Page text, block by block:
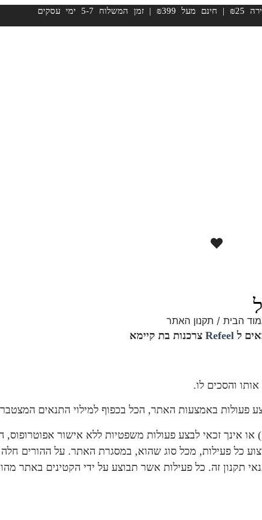
הבית / תקנון האתר
ל Refeel צרכנות בת קיימא
והסכים לו.
באמצעות האתר, הכל בכפוף למילוי התנאים
המשתמש הנו כשיר לבצע פעולות משפטיות מחייבות; במידה והנך קטין (מתחת לגיל 18) או אינך זכאי לבצע פעולות
כל פעילות, מכל סוג שהוא, במסגרת האתר. על ההורים חלה
תקנון זה. כל פעילות אשר תבוצע על ידי הקטינים באתר